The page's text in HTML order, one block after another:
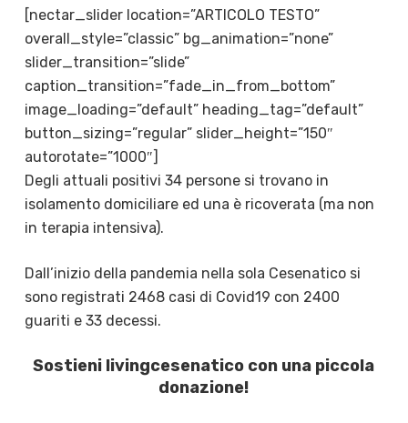
[nectar_slider location=”ARTICOLO TESTO”
overall_style=”classic” bg_animation=”none”
slider_transition=”slide”
caption_transition=”fade_in_from_bottom”
image_loading=”default” heading_tag=”default”
button_sizing=”regular” slider_height=”150″
autorotate=”1000″]
Degli attuali positivi 34 persone si trovano in
isolamento domiciliare ed una è ricoverata (ma non
in terapia intensiva).
Dall’inizio della pandemia nella sola Cesenatico si
sono registrati 2468 casi di Covid19 con 2400
guariti e 33 decessi.
Sostieni livingcesenatico con una piccola
donazione!